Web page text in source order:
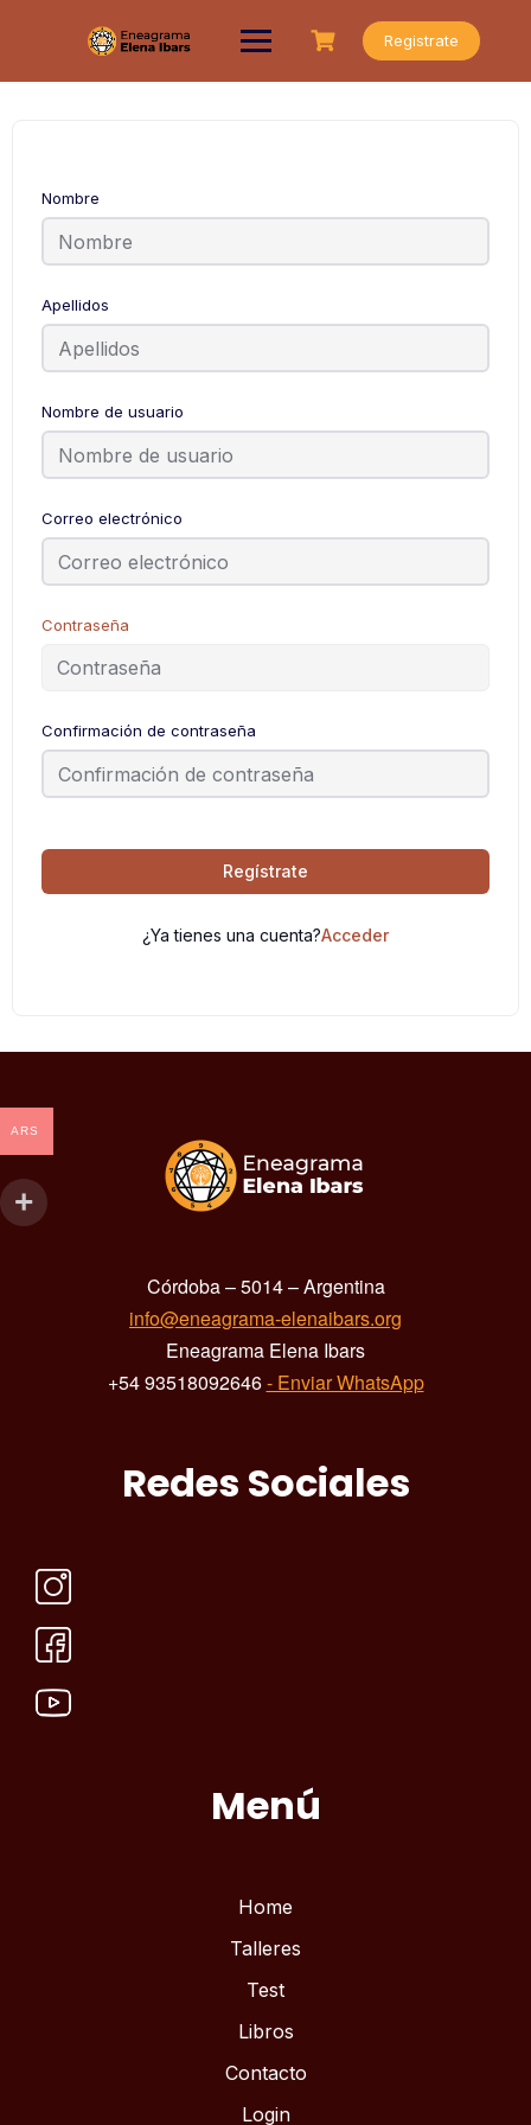
Registrate
Nombre
Apellidos
Nombre de usuario
Correo electrónico
Contraseña
Confirmación de contraseña
Regístrate
¿Ya tienes una cuenta?Acceder
Córdoba – 5014 – Argentina
info@eneagrama-elenaibars.org
Eneagrama Elena Ibars
+54 93518092646- Enviar WhatsApp
Redes Sociales
Menú
Home
Talleres
Test
Libros
Contacto
Login
ARS